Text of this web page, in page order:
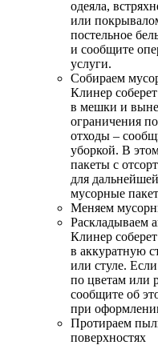
одеяла,
или
постельное
и сообщите
услуги.
Собираем
Клинер
в мешки и
ограничения
отходы –
уборкой. В
пакеты с
для
мусорные
Меняем
Раскладываем
Клинер
в аккуратную
или стуле.
по цветам или
сообщите об
при
Протираем
поверхностях